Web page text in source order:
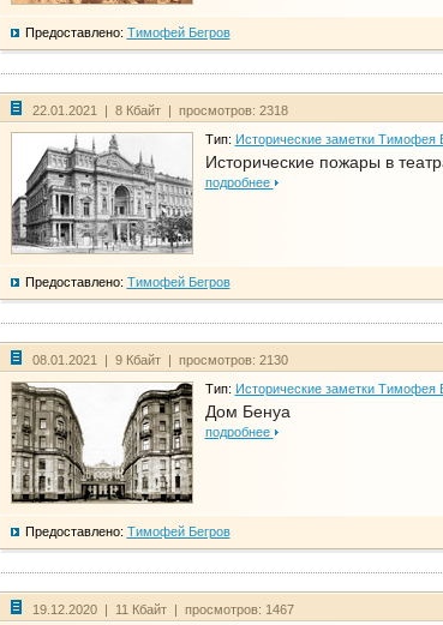
Предоставлено: Тимофей Бегров
22.01.2021 | 8 Кбайт | просмотров: 2318
Тип: Исторические заметки Тимофея
Исторические пожары в
подробнее
Предоставлено: Тимофей Бегров
08.01.2021 | 9 Кбайт | просмотров: 2130
Тип: Исторические заметки Тимофея
Дом Бенуа
подробнее
Предоставлено: Тимофей Бегров
19.12.2020 | 11 Кбайт | просмотров: 1467